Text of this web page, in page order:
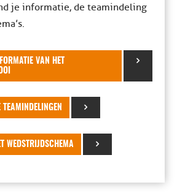
je informatie, de teamindeling
VAN HET
WEDSTRIJDSCHEMA